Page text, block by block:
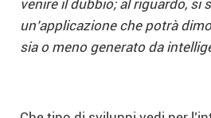
venire il dubbio; al riguardo, si
un’applicazione che potrà
sia o meno generato da